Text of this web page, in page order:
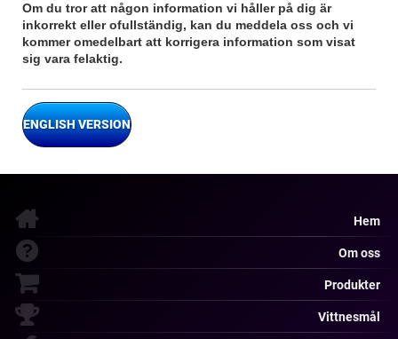
Om du tror att någon information vi håller på dig är
inkorrekt eller ofullständig, kan du meddela oss och vi
kommer omedelbart att korrigera information som visat
sig vara felaktig.
ENGLISH VERSION
Hem
Om oss
Produkter
Vittnesmål